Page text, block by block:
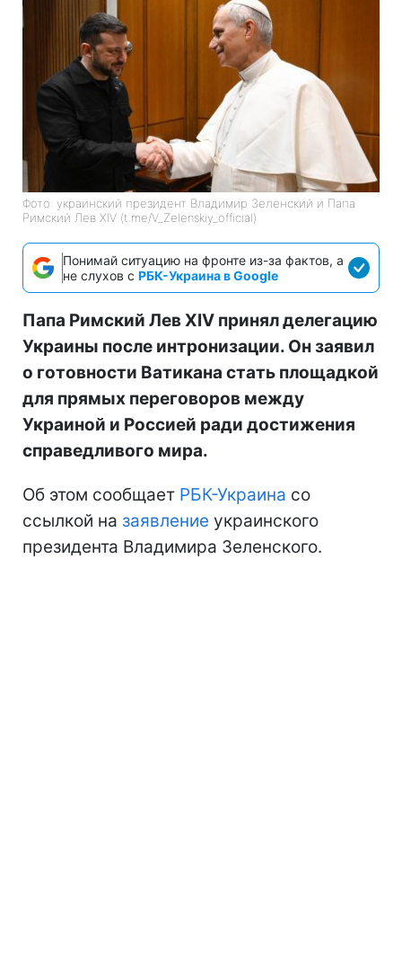
Фото: украинский президент Владимир Зеленский и Папа
Римский Лев XIV (t.me/V_Zelenskiy_official)
Понимай ситуацию на фронте из-за фактов, а
не слухов с РБК-Украина в Google
Папа Римский Лев XIV принял делегацию
Украины после интронизации. Он заявил
о готовности Ватикана стать площадкой
для прямых переговоров между
Украиной и Россией ради достижения
справедливого мира.
Об этом сообщает РБК-Украина со
ссылкой на заявление украинского
президента Владимира Зеленского.